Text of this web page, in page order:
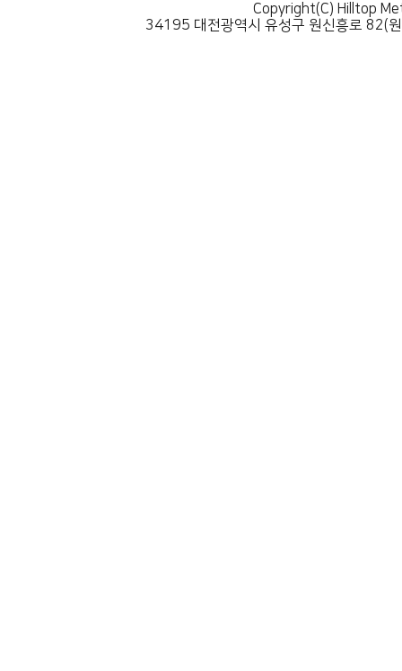
Copyright(C) Hilltop
34195 대전광역시 유성구 원신흥로